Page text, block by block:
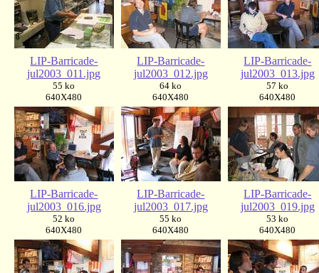
LIP-Barricade-
jul2003_011.jpg
55 ko
640X480
LIP-Barricade-
jul2003_012.jpg
64 ko
640X480
LIP-Barricade-
jul2003_013.jpg
57 ko
640X480
LIP-Barricade-
jul2003_016.jpg
52 ko
640X480
LIP-Barricade-
jul2003_017.jpg
55 ko
640X480
LIP-Barricade-
jul2003_019.jpg
53 ko
640X480